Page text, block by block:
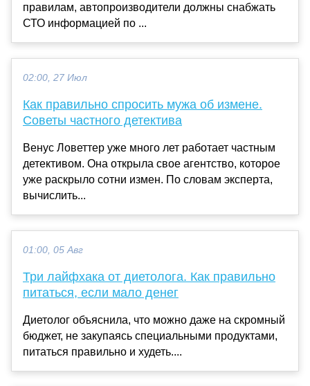
правилам, автопроизводители должны снабжать
СТО информацией по ...
02:00, 27 Июл
Как правильно спросить мужа об измене.
Советы частного детектива
Венус Ловеттер уже много лет работает частным
детективом. Она открыла свое агентство, которое
уже раскрыло сотни измен. По словам эксперта,
вычислить...
01:00, 05 Авг
Три лайфхака от диетолога. Как правильно
питаться, если мало денег
Диетолог объяснила, что можно даже на скромный
бюджет, не закупаясь специальными продуктами,
питаться правильно и худеть....